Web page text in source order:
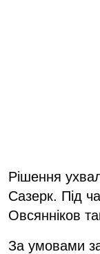
Рішення
Сазерк. Під
Овсянніков
За умовами